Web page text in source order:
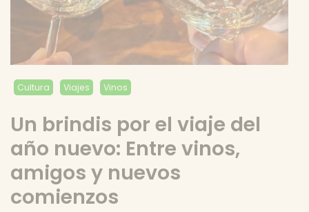
Cultura Viajes Vinos
Un brindis por el viaje del
año nuevo: Entre vinos,
amigos y nuevos
comienzos